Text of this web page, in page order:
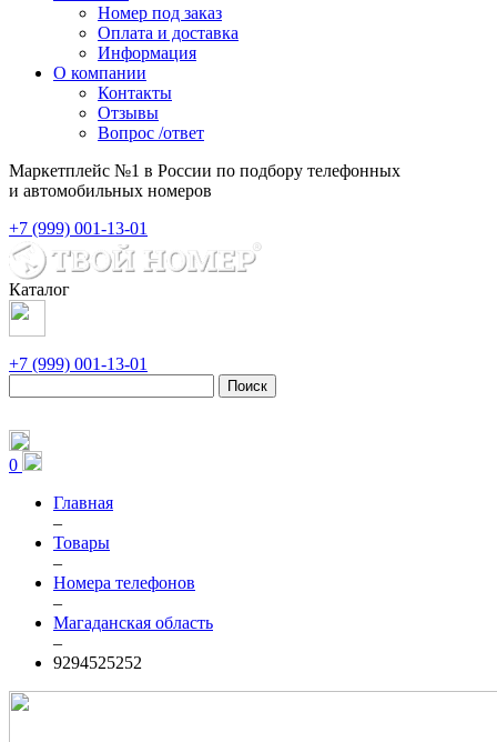
Номер под заказ
Оплата и доставка
Информация
О компании
Контакты
Отзывы
Вопрос /ответ
Маркетплейс №1 в России по подбору телефонных
и автомобильных номеров
+7 (999) 001-13-01
Каталог
+7 (999) 001-13-01
Поиск
0
Главная
–
Товары
–
Номера телефонов
–
Магаданская область
–
9294525252